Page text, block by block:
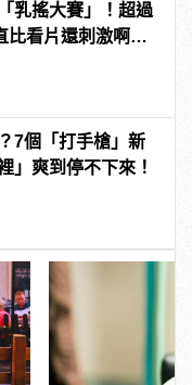
乳搖大賽」！超過
看片還刺激啊！ |
7個「打手槍」新
」爽到停不下來！